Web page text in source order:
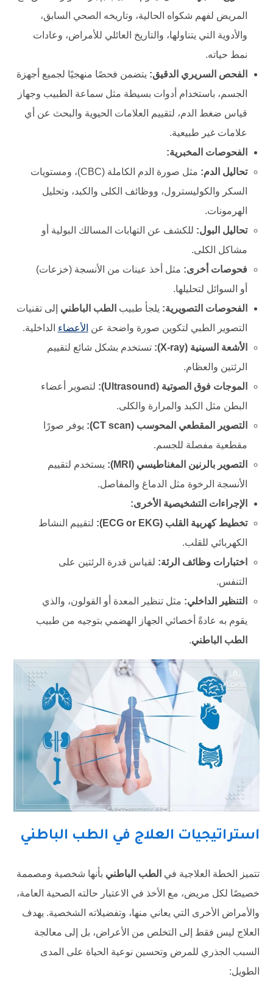
المريض لفهم شكواه الحالية، وتاريخه الصحي السابق،
والأدوية التي يتناولها، والتاريخ العائلي للأمراض، وعادات
نمط حياته.
الفحص السريري الدقيق: يتضمن فحصًا منهجيًا لجميع أجهزة
الجسم، باستخدام أدوات بسيطة مثل سماعة الطبيب وجهاز
قياس ضغط الدم، لتقييم العلامات الحيوية والبحث عن أي
علامات غير طبيعية.
الفحوصات المخبرية:
تحاليل الدم:
مثل صورة الدم الكاملة (CBC)، ومستويات
السكر والكوليسترول، ووظائف الكلى والكبد، وتحليل
الهرمونات.
تحاليل البول: للكشف عن التهابات المسالك البولية أو
مشاكل الكلى.
فحوصات أخرى: مثل أخذ عينات من الأنسجة (خزعات)
أو السوائل لتحليلها.
الفحوصات التصويرية: يلجأ طبيب الطب الباطني إلى تقنيات
التصوير الطبي لتكوين صورة واضحة عن الأعضاء الداخلية.
الأشعة السينية (X-ray):
تستخدم بشكل شائع لتقييم
الرئتين والعظام.
الموجات فوق الصوتية (Ultrasound):
لتصوير أعضاء
البطن مثل الكبد والمرارة والكلى.
التصوير المقطعي المحوسب (CT scan):
يوفر صورًا
مقطعية مفصلة للجسم.
التصوير بالرنين المغناطيسي (MRI):
يستخدم لتقييم
الأنسجة الرخوة مثل الدماغ والمفاصل.
الإجراءات التشخيصية الأخرى:
تخطيط كهربية القلب (ECG or EKG):
لتقييم النشاط
الكهربائي للقلب.
اختبارات وظائف الرئة: لقياس قدرة الرئتين على
التنفس.
التنظير الداخلي: مثل تنظير المعدة أو القولون، والذي
يقوم به عادةً أخصائي الجهاز الهضمي بتوجيه من طبيب
الطب الباطني.
استراتيجيات العلاج في الطب الباطني
تتميز الخطة العلاجية في الطب الباطني بأنها شخصية ومصممة
خصيصًا لكل مريض، مع الأخذ في الاعتبار حالته الصحية العامة،
والأمراض الأخرى التي يعاني منها، وتفضيلاته الشخصية. يهدف
العلاج ليس فقط إلى التخلص من الأعراض، بل إلى معالجة
السبب الجذري للمرض وتحسين نوعية الحياة على المدى
الطويل: